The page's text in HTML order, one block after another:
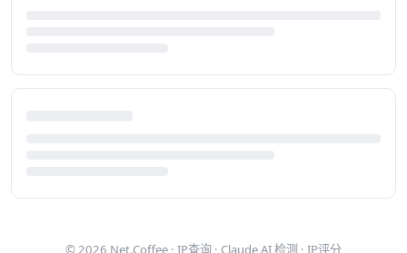
© 2026 Net.Coffee · IP查询 · Claude AI 检测 · IP评分